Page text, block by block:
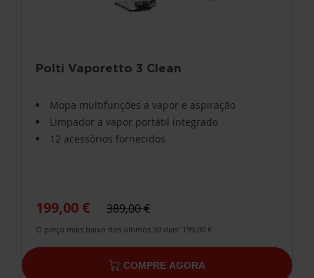
Polti Vaporetto 3 Clean
Mopa multifunções a vapor e aspiração
Limpador a vapor portátil integrado
12 acessórios fornecidos
199,00 € 389,00 €
O preço mais baixo dos últimos 30 dias: 199,00 €
COMPRE AGORA